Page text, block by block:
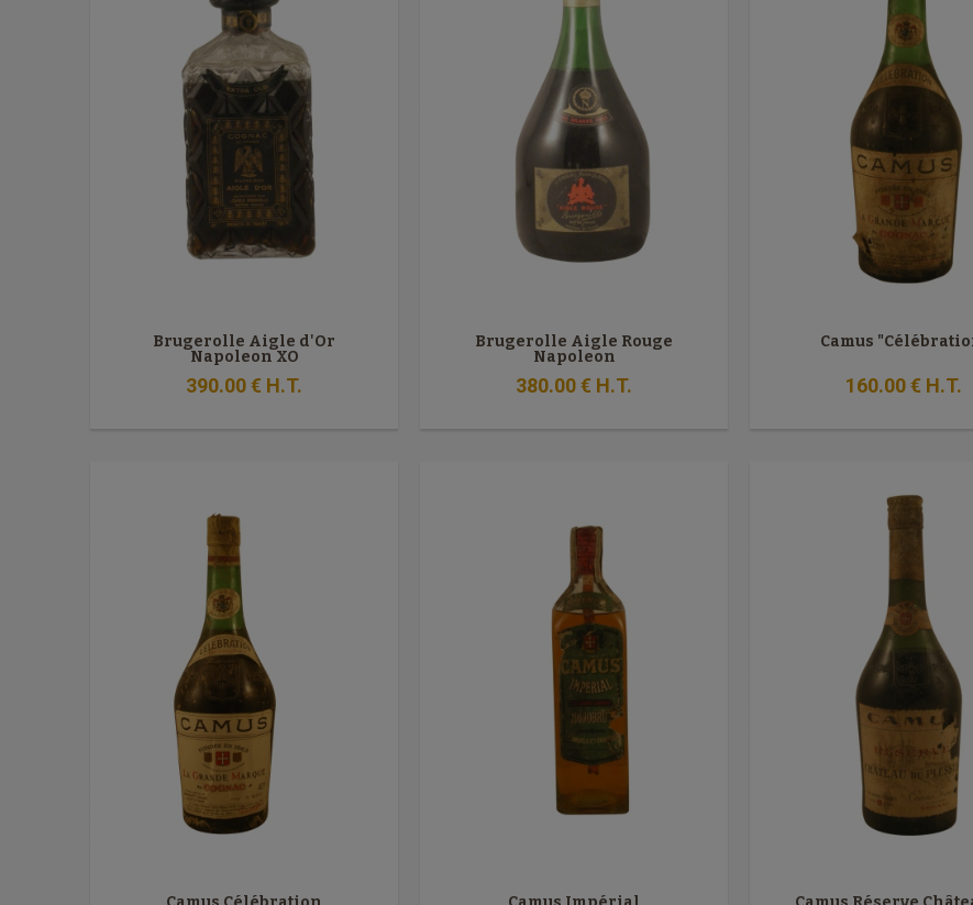
Brugerolle Aigle d'Or
Napoleon XO
390.00€ H.T.
Brugerolle Aigle Rouge
Napoleon
380.00€ H.T.
Camus
160.00€ H.T.